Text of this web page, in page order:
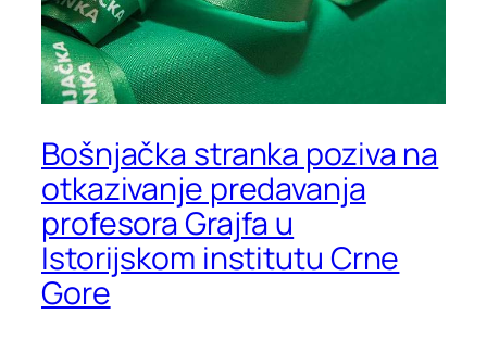
Bošnjačka stranka poziva na
otkazivanje predavanja
profesora Grajfa u
Istorijskom institutu Crne
Gore